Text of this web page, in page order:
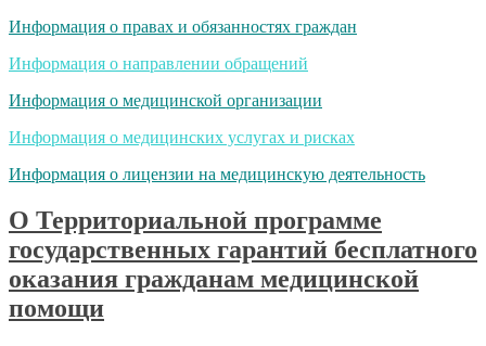
Информация о правах и обязанностях граждан
Информация о направлении обращений
Информация о медицинской организации
Информация о медицинских услугах и рисках
Информация о лицензии на медицинскую деятельность
О Территориальной программе
государственных гарантий бесплатного
оказания гражданам медицинской
помощи